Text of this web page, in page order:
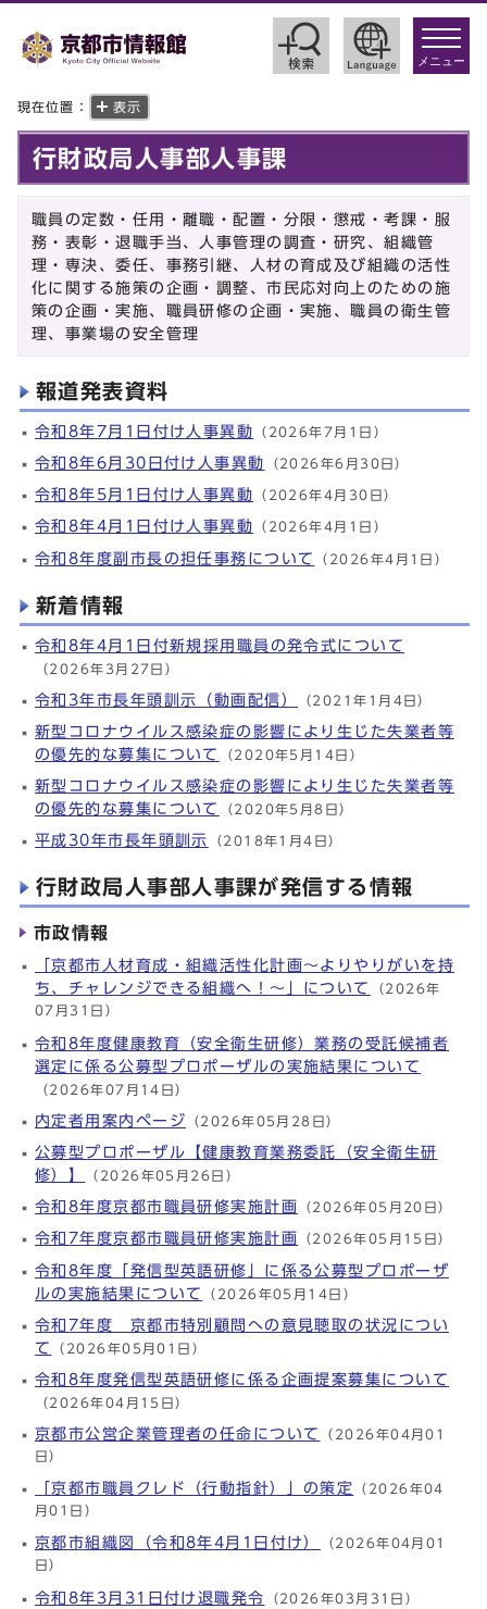
toggle
メニュー
現在位置： 表示
行財政局人事部人事課
職員の定数・任用・離職・配置・分限・懲戒・考課・服
務・表彰・退職手当、人事管理の調査・研究、組織管
理・専決、委任、事務引継、人材の育成及び組織の活性
化に関する施策の企画・調整、市民応対向上のための施
策の企画・実施、職員研修の企画・実施、職員の衛生管
理、事業場の安全管理
報道発表資料
令和8年7月1日付け人事異動 （2026年7月1日）
令和8年6月30日付け人事異動 （2026年6月30日）
令和8年5月1日付け人事異動 （2026年4月30日）
令和8年4月1日付け人事異動 （2026年4月1日）
令和8年度副市長の担任事務について （2026年4月1日）
新着情報
令和8年4月1日付新規採用職員の発令式について
（2026年3月27日）
令和3年市長年頭訓示（動画配信） （2021年1月4日）
新型コロナウイルス感染症の影響により生じた失業者等
の優先的な募集について
（2020年5月14日）
新型コロナウイルス感染症の影響により生じた失業者等
の優先的な募集について
（2020年5月8日）
平成30年市長年頭訓示 （2018年1月4日）
行財政局人事部人事課が発信する情報
市政情報
「京都市人材育成・組織活性化計画～よりやりがいを持
ち、チャレンジできる組織へ！～」について
（2026年
07月31日）
令和8年度健康教育（安全衛生研修）業務の受託候補者
選定に係る公募型プロポーザルの実施結果について
（2026年07月14日）
内定者用案内ページ （2026年05月28日）
公募型プロポーザル【健康教育業務委託（安全衛生研
修）】
（2026年05月26日）
令和8年度京都市職員研修実施計画 （2026年05月20日）
令和7年度京都市職員研修実施計画 （2026年05月15日）
令和8年度「発信型英語研修」に係る公募型プロポーザ
ルの実施結果について
（2026年05月14日）
令和7年度 京都市特別顧問への意見聴取の状況につい
て
（2026年05月01日）
令和8年度発信型英語研修に係る企画提案募集について
（2026年04月15日）
京都市公営企業管理者の任命について （2026年04月01
日）
「京都市職員クレド（行動指針）」の策定
（2026年04
月01日）
京都市組織図（令和8年4月1日付け）
（2026年04月01
日）
令和8年3月31日付け退職発令
（2026年03月31日）